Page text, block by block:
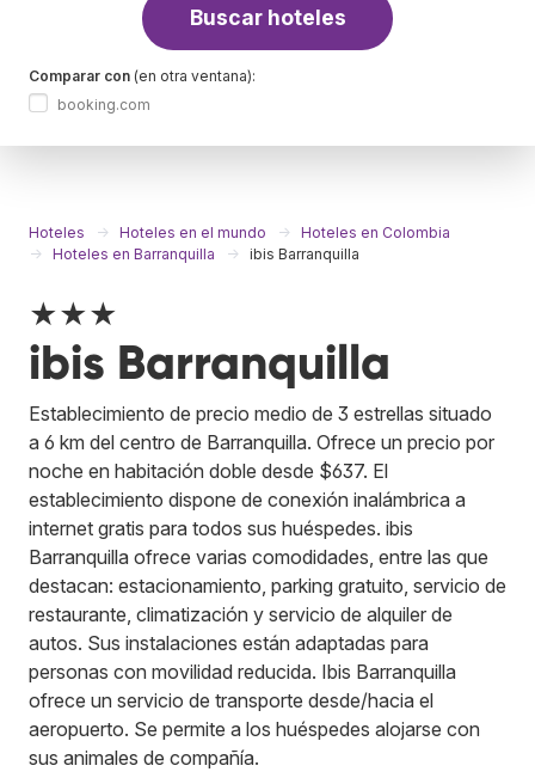
Buscar hoteles
Comparar con (en otra ventana):
booking.com
Hoteles Hoteles en el mundo
Hoteles en Colombia
Hoteles en Barranquilla
ibis Barranquilla
★★★
ibis Barranquilla
Establecimiento de precio medio de 3 estrellas situado
a 6 km del centro de Barranquilla. Ofrece un precio por
noche en habitación doble desde $637. El
establecimiento dispone de conexión inalámbrica a
internet gratis para todos sus huéspedes. ibis
Barranquilla ofrece varias comodidades, entre las que
destacan: estacionamiento, parking gratuito, servicio de
restaurante, climatización y servicio de alquiler de
autos. Sus instalaciones están adaptadas para
personas con movilidad reducida. Ibis Barranquilla
ofrece un servicio de transporte desde/hacia el
aeropuerto. Se permite a los huéspedes alojarse con
sus animales de compañía.